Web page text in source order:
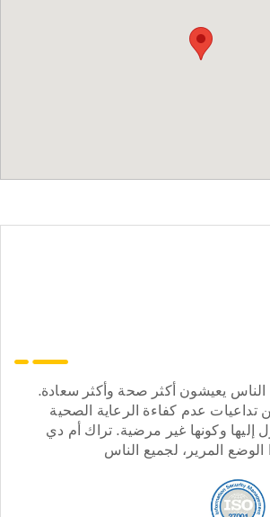
يعيشون أكثر صحة وأكثر سعادة.
تداعيات عدم كفاءة الرعاية الصحية
إليها وكونها غير مرضية. تراك أم دي
المرير، لجميع الناس